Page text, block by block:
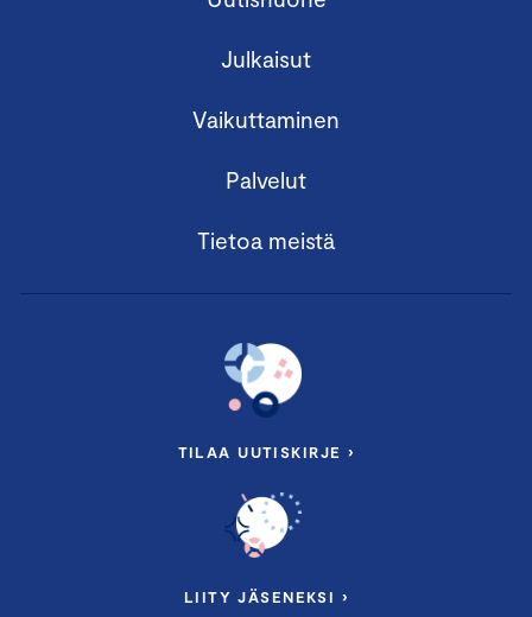
Julkaisut
Vaikuttaminen
Palvelut
Tietoa meistä
TILAA UUTISKIRJE ›
LIITY JÄSENEKSI ›